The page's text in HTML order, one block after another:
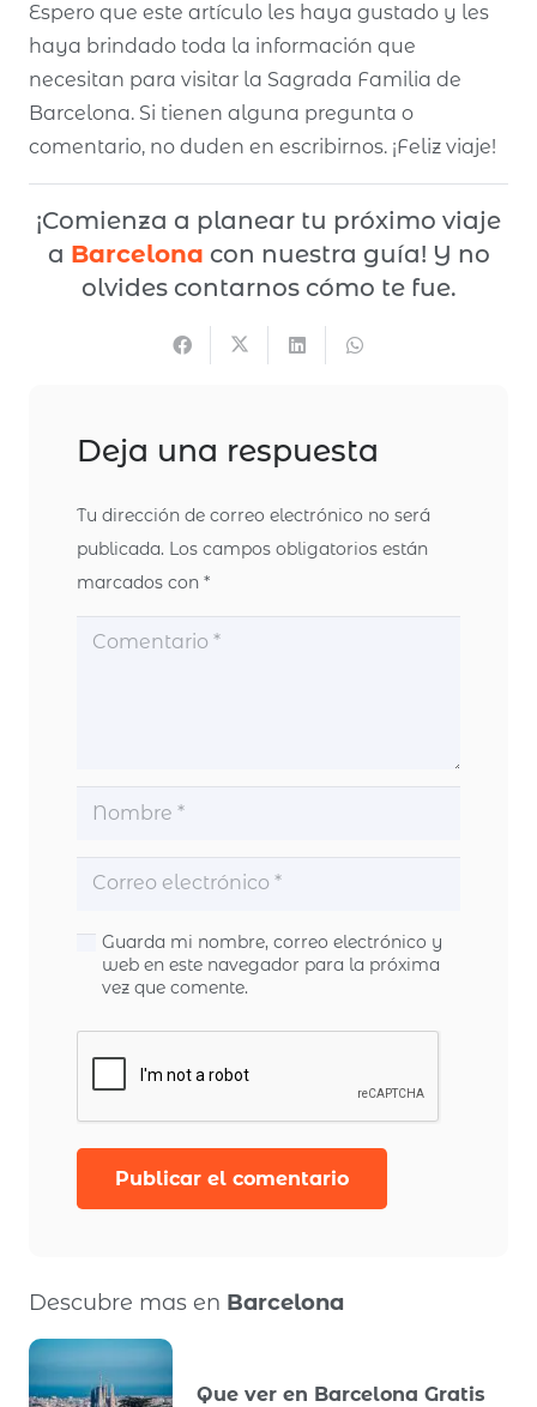
Espero que este artículo les haya gustado y les
haya brindado toda la información que
necesitan para visitar la Sagrada Familia de
Barcelona. Si tienen alguna pregunta o
comentario, no duden en escribirnos. ¡Feliz viaje!
¡Comienza a planear tu próximo viaje
a Barcelona con nuestra guía! Y no
olvides contarnos cómo te fue.
Deja una respuesta
Tu dirección de correo electrónico no será
publicada. Los campos obligatorios están
marcados con *
Guarda mi nombre, correo electrónico y
web en este navegador para la próxima
vez que comente.
Publicar el comentario
Descubre mas en Barcelona
Que ver en Barcelona Gratis